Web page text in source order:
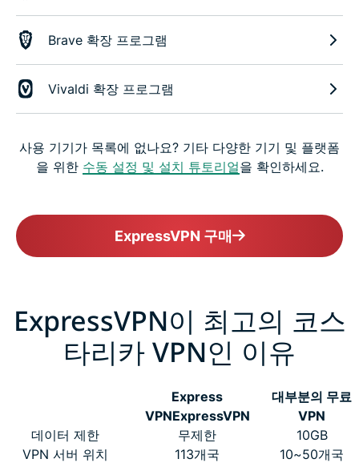
Brave 확장 프로그램
Vivaldi 확장 프로그램
사용 기기가 목록에 없나요? 기타 다양한 기기 및 플랫폼
을 위한 수동 설정 및 설치 튜토리얼을 확인하세요.
ExpressVPN 구매
ExpressVPN이 최고의 코스
타리카 VPN인 이유
Express
VPNExpressVPN
대부분의 무료
VPN
데이터 제한
무제한
10GB
VPN 서버 위치
113개국
10~50개국